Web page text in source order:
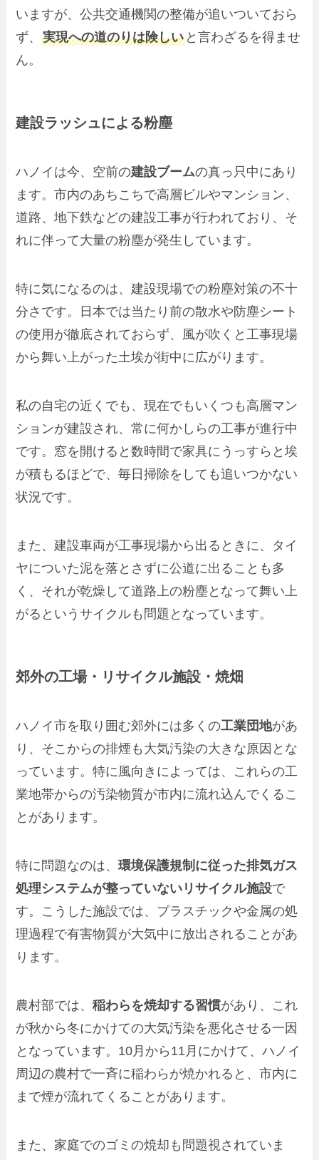
いますが、公共交通機関の整備が追いついておら
ず、実現への道のりは険しい と言わざるを得ませ
ん。
建設ラッシュによる粉塵
ハノイは今、空前の建設ブームの真っ只中にあり
ます。市内のあちこちで高層ビルやマンション、
道路、地下鉄などの建設工事が行われており、そ
れに伴って大量の粉塵が発生しています。
特に気になるのは、建設現場での粉塵対策の不十
分さです。日本では当たり前の散水や防塵シート
の使用が徹底されておらず、風が吹くと工事現場
から舞い上がった土埃が街中に広がります。
私の自宅の近くでも、現在でもいくつも高層マン
ションが建設され、常に何かしらの工事が進行中
です。窓を開けると数時間で家具にうっすらと埃
が積もるほどで、毎日掃除をしても追いつかない
状況です。
また、建設車両が工事現場から出るときに、タイ
ヤについた泥を落とさずに公道に出ることも多
く、それが乾燥して道路上の粉塵となって舞い上
がるというサイクルも問題となっています。
郊外の工場・リサイクル施設・焼畑
ハノイ市を取り囲む郊外には多くの工業団地があ
り、そこからの排煙も大気汚染の大きな原因とな
っています。特に風向きによっては、これらの工
業地帯からの汚染物質が市内に流れ込んでくるこ
とがあります。
特に問題なのは、環境保護規制に従った排気ガス
処理システムが整っていないリサイクル施設で
す。こうした施設では、プラスチックや金属の処
理過程で有害物質が大気中に放出されることがあ
ります。
農村部では、稲わらを焼却する習慣があり、これ
が秋から冬にかけての大気汚染を悪化させる一因
となっています。10月から11月にかけて、ハノイ
周辺の農村で一斉に稲わらが焼かれると、市内に
まで煙が流れてくることがあります。
また、家庭でのゴミの焼却も問題視されていま